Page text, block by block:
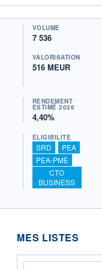
VOLUME
7 536
VALORISATION
516 MEUR
RENDEMENT
ESTIMÉ 2026
4,40%
ÉLIGIBILITÉ
SRD
PEA
PEA-PME
CTO
BUSINESS
MES LISTES